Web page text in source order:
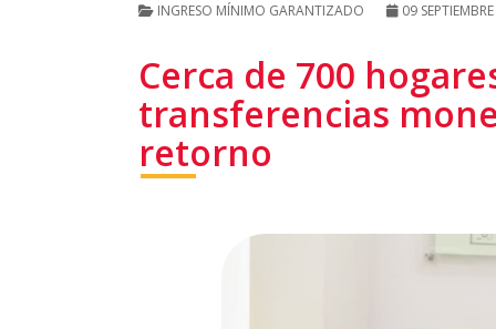
INGRESO MÍNIMO GARANTIZADO 09
Cerca de 700
transferencias
retorno